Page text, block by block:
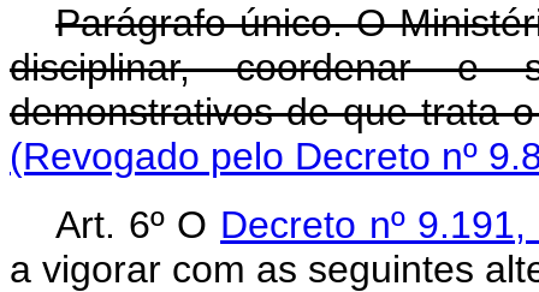
Parágrafo único. O
disciplinar, coordenar e
demonstrativos de que trata
(Revogado pelo Decreto nº
Art. 6º O Decreto nº
a vigorar com as seguintes